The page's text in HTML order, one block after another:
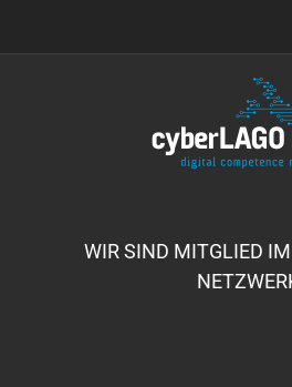
WIR SIND MITGLIED